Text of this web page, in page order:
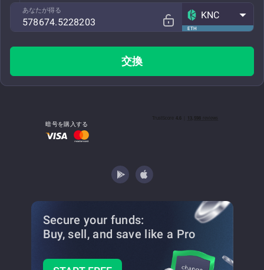
あなたが得る
ETH
KNC
交換
暗号を購入する
Secure your funds:
Buy, sell, and save like a Pro